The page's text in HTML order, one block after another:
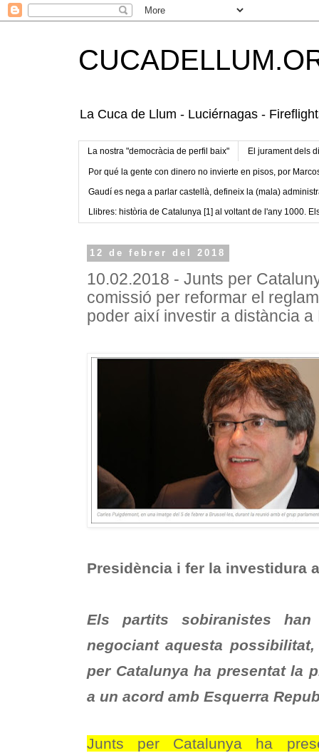
La Cuca de Llum - Luciérnagas -
La nostra "democràcia de perfil baix" El jurament dels
Por qué la gente con dinero no invierte en pisos, por
Gaudí es nega a parlar castellà, defineix la (mala)
Llibres: història de Catalunya [1] al voltant de l'any 1000.
12 de febrer del 2018
10.02.2018 - Junts per
comissió per reformar el
poder així investir a distància a
Presidència i fer la investidura
Els partits sobiranistes
negociant aquesta
per Catalunya ha presentat la
a un acord amb Esquerra
Junts per Catalunya ha